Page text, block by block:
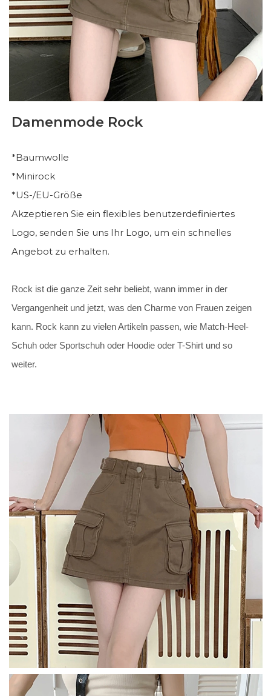
Damenmode Rock
*Baumwolle
*Minirock
*US-/EU-Größe
Akzeptieren Sie ein flexibles benutzerdefiniertes
Logo, senden Sie uns Ihr Logo, um ein schnelles
Angebot zu erhalten.
Rock ist die ganze Zeit sehr beliebt, wann immer in der
Vergangenheit und jetzt, was den Charme von Frauen zeigen
kann. Rock kann zu vielen Artikeln passen, wie Match-Heel-
Schuh oder Sportschuh oder Hoodie oder T-Shirt und so
weiter.